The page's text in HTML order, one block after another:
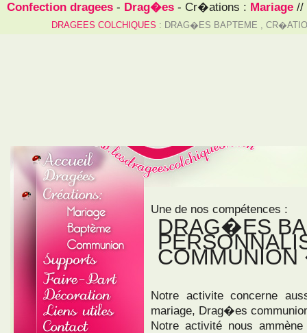
Confection dragees - Drag�es - Cr�ations : Mariage //
DRAGEES COLCHIQUES : DRAG�ES BAPTEME ,
Une de nos compétences :
DRAG�ES
Notre activite concerne
mariage, Drag�es
Notre activité nous